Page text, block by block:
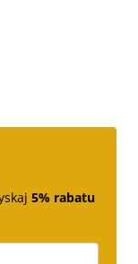
5% rabatu